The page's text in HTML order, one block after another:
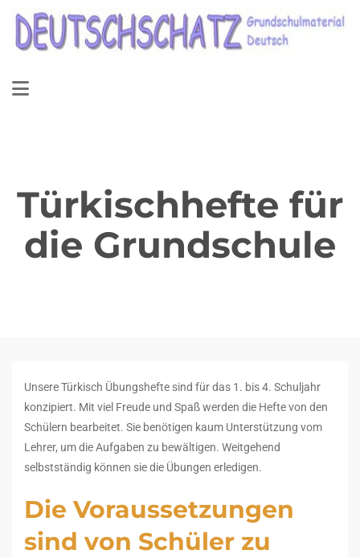
Türkischhefte für
die Grundschule
Unsere Türkisch Übungshefte sind für das 1. bis 4. Schuljahr
konzipiert. Mit viel Freude und Spaß werden die Hefte von den
Schülern bearbeitet. Sie benötigen kaum Unterstützung vom
Lehrer, um die Aufgaben zu bewältigen. Weitgehend
selbstständig können sie die Übungen erledigen.
Die Voraussetzungen
sind von Schüler zu